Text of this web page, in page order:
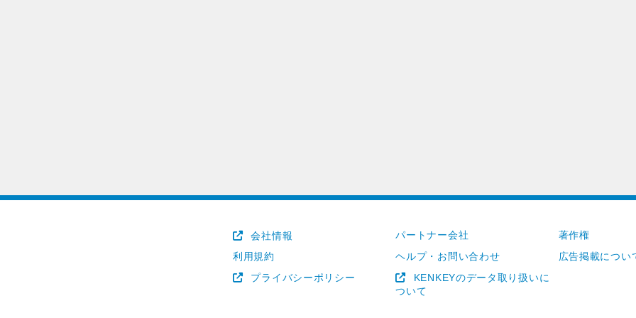
会社情報 パートナー会社
著作権
利用規約
ヘルプ・お問い合わせ
広告掲載につい
プライバシーポリシー
KENKEYのデータ取り扱いに
ついて